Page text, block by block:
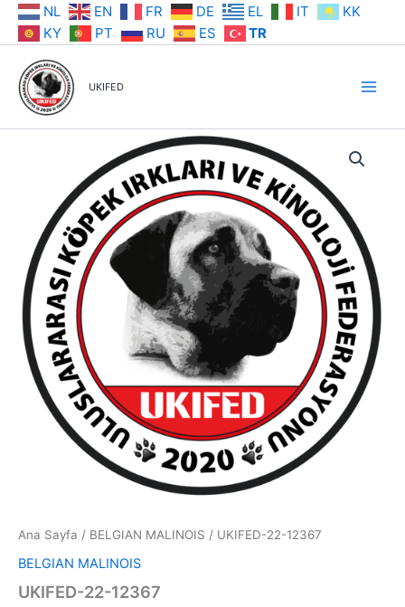
İçeriğe NL EN FR DE EL IT
KK
KY
PT RU ES TR
UKIFED
Ana Sayfa / BELGIAN MALINOIS / UKIFED-22-12367
BELGIAN MALINOIS
UKIFED-22-12367